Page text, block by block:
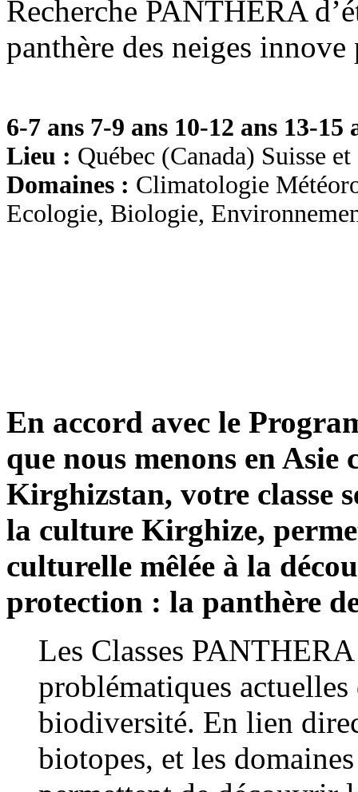
Recherche PANTHERA
panthère des neiges
6-7 ans 7-9 ans 10-12 ans 13-15
Lieu : Québec (Canada) Suisse
Domaines : Climatologie
Ecologie, Biologie,
En accord avec le
que nous menons en
Kirghizstan, votre classe
la culture Kirghize,
culturelle mêlée à la
protection : la panthère
Les Classes
problématiques
biodiversité. En lien
biotopes, et les